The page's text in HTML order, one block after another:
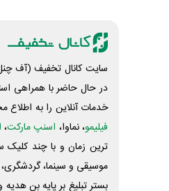
سایت کانال تخفیف (آف
در حال حاضر با همراهی
خدمات آنلاین را به اطلاع
فیلیمو، نماوا، اسنپ مارکت،
ترین زمان و با چند کلیک
موسیقی و سینما،
بستر تبلیغ بر پایه بن